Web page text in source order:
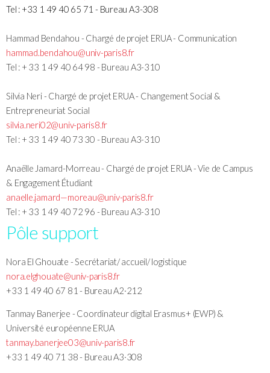
Tel : +33 1 49 40 65 71 - Bureau A3-308
Hammad Bendahou - Chargé de projet ERUA - Communication
hammad.bendahou@univ-paris8.fr
Tel : + 33 1 49 40 64 98 - Bureau A3-310
Silvia Neri - Chargé de projet ERUA - Changement Social &
Entrepreneuriat Social
silvia.neri02@univ-paris8.fr
Tel : + 33 1 49 40 73 30 - Bureau A3-310
Anaëlle Jamard-Morreau - Chargé de projet ERUA - Vie de Campus
& Engagement Étudiant
anaelle.jamard—moreau@univ-paris8.fr
Tel : + 33 1 49 40 72 96 - Bureau A3-310
Pôle support
Nora El Ghouate - Secrétariat/ accueil/ logistique
nora.elghouate@univ-paris8.fr
+33 1 49 40 67 81 - Bureau A2·212
Tanmay Banerjee - Coordinateur digital Erasmus+ (EWP) &
Université européenne ERUA
tanmay.banerjee03@univ-paris8.fr
+33 1 49 40 71 38 - Bureau A3·308